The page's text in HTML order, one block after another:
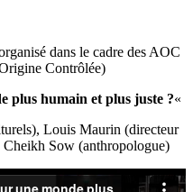
dans le cadre des AOC
Contrôlée)
plus humain et plus juste ?«
Louis Maurin (directeur
Cheikh Sow (anthropologue)